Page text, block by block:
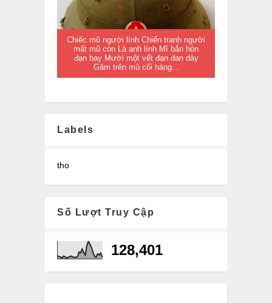
Chiếc mũ người lính Chiến tranh người
mất mũ còn Là anh lính Mĩ bắn hòn
đạn bay Mười một vết đạn đan dày
Găm trên mũ cối hàng...
Labels
tho
Số Lượt Truy Cập
128,401